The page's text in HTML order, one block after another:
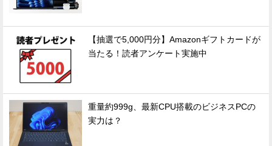
【抽選で5,000円分】Amazonギフトカードが
当たる！読者アンケート実施中
重量約999g、最新CPU搭載のビジネスPCの
実力は？